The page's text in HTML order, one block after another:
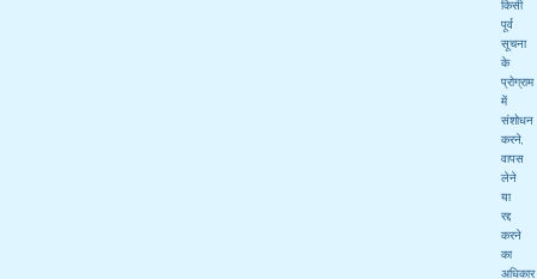
किसी
पूर्व
सूचना
के
प्रोग्राम
में
संशोधन
करने,
वापस
लेने
या
रद्द
करने
का
अधिकार